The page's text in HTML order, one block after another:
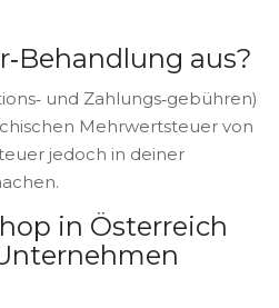
aus?
und Zahlungs‑gebühren)
Mehrwertsteuer von
jedoch in deiner
in Österreich